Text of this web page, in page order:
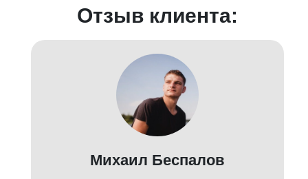
Отзыв клиента:
Михаил Беспалов